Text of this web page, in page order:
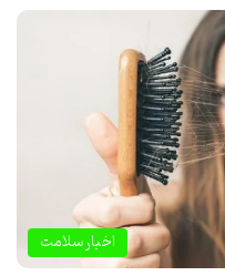
اخبار سلامت